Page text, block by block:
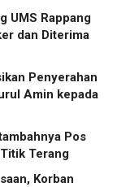
UMS Rappang
dan Diterima
Penyerahan
Amin kepada
Pos
Terang
Korban